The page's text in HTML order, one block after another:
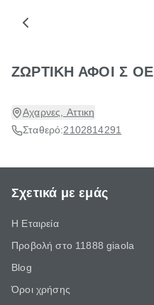
ΖΩΡΤΙΚΗ ΑΦΟΙ Σ ΟΕ
Αχαρνες, Αττικη
Σταθερό:2102814291
Σχετικά με εμάς
Η Εταιρεία
Προβολή στο 11888 giaola
Blog
Όροι χρήσης